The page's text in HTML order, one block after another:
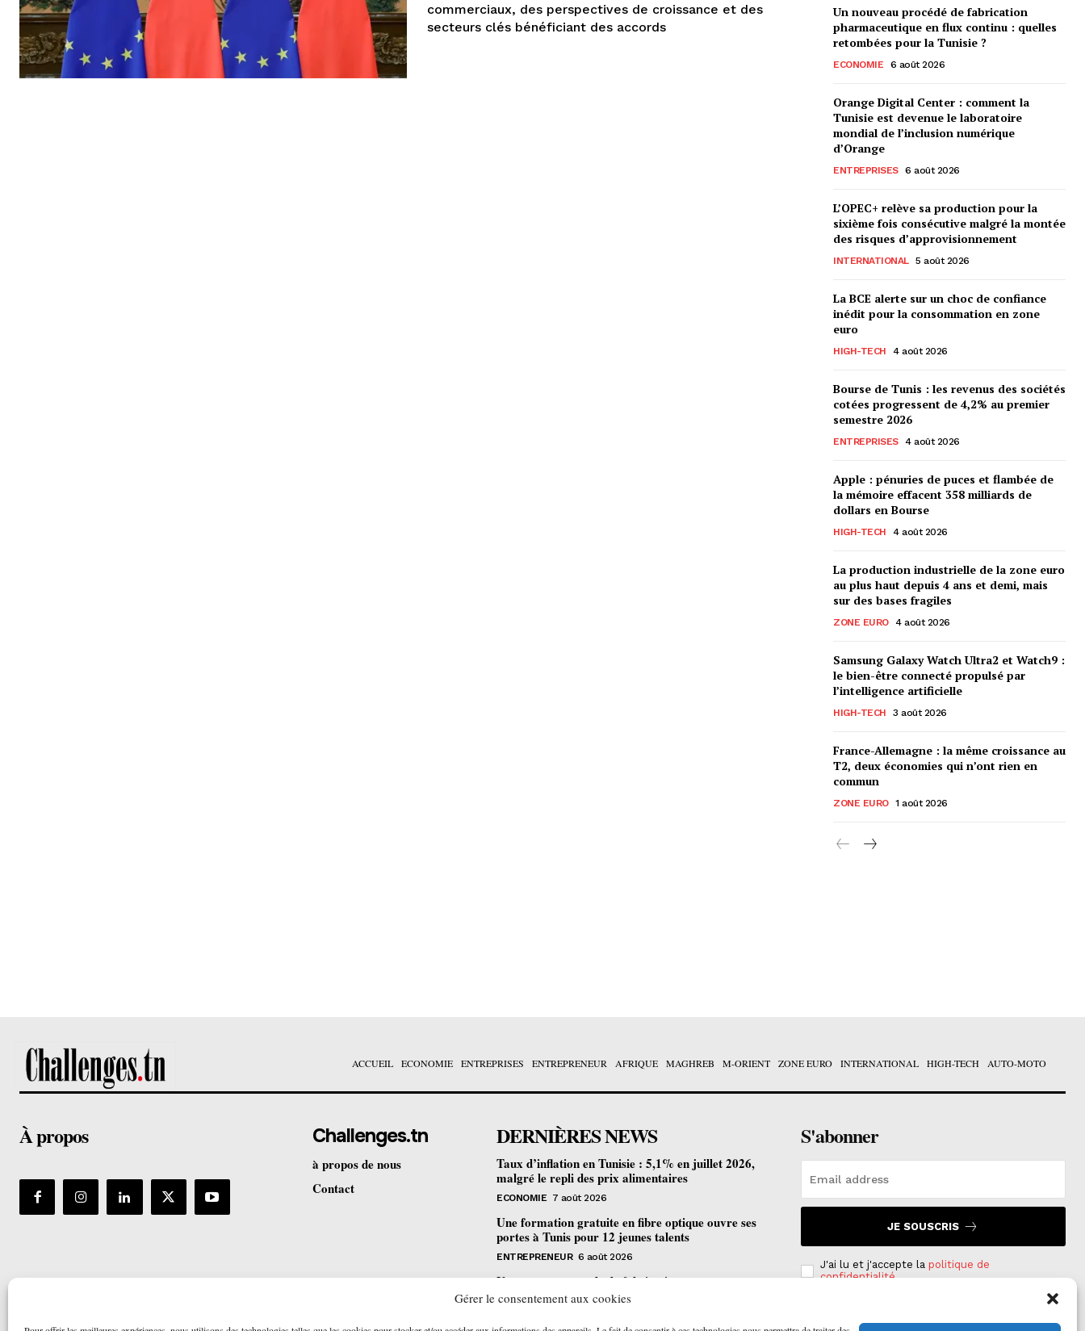
Gérer le consentement aux cookies
commerciaux, des perspectives de croissance et des
secteurs clés bénéficiant des accords
Un nouveau procédé de fabrication
pharmaceutique en flux continu : quelles
retombées pour la Tunisie ?
ECONOMIE 6 août 2026
Orange Digital Center : comment la
Tunisie est devenue le laboratoire
mondial de l’inclusion numérique
d’Orange
ENTREPRISES 6 août 2026
L’OPEC+ relève sa production pour la
sixième fois consécutive malgré la montée
des risques d’approvisionnement
INTERNATIONAL 5 août 2026
La BCE alerte sur un choc de confiance
inédit pour la consommation en zone
euro
HIGH-TECH 4 août 2026
Bourse de Tunis : les revenus des sociétés
cotées progressent de 4,2% au premier
semestre 2026
ENTREPRISES 4 août 2026
Apple : pénuries de puces et flambée de
la mémoire effacent 358 milliards de
dollars en Bourse
HIGH-TECH 4 août 2026
La production industrielle de la zone euro
au plus haut depuis 4 ans et demi, mais
sur des bases fragiles
ZONE EURO 4 août 2026
Samsung Galaxy Watch Ultra2 et Watch9 :
le bien-être connecté propulsé par
l’intelligence artificielle
HIGH-TECH 3 août 2026
France-Allemagne : la même croissance au
T2, deux économies qui n’ont rien en
commun
ZONE EURO 1 août 2026
ACCUEIL ECONOMIE ENTREPRISES ENTREPRENEUR AFRIQUE MAGHREB M-ORIENT ZONE EURO INTERNATIONAL HIGH-TECH AUTO-MOTO
À propos Challenges.tn
à propos de nous
Contact
DERNIÈRES NEWS
Taux d’inflation en Tunisie : 5,1% en juillet 2026,
malgré le repli des prix alimentaires
ECONOMIE 7 août 2026
Une formation gratuite en fibre optique ouvre ses
portes à Tunis pour 12 jeunes talents
ENTREPRENEUR 6 août 2026
Un nouveau procédé de fabrication
pharmaceutique en flux continu : quelles
S'abonner
JE SOUSCRIS
J'ai lu et j'accepte la politique de
confidentialité.